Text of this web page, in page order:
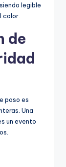
legible
color.
de
paso es
Una
un evento